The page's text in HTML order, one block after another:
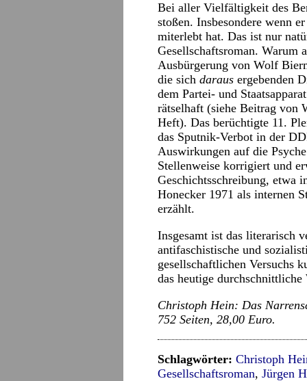
Bei aller Vielfältigkeit des
stoßen. Insbesondere wenn
miterlebt hat. Das ist nur
Gesellschaftsroman. Warum
Ausbürgerung von Wolf
die sich daraus ergebenden
dem Partei- und
rätselhaft (siehe Beitrag von
Heft). Das berüchtigte 11.
das Sputnik-Verbot in der
Auswirkungen auf die
Stellenweise korrigiert und
Geschichtsschreibung, etwa
Honecker 1971 als internen
erzählt.
Insgesamt ist das literarisch
antifaschistische und
gesellschaftlichen Versuchs
das heutige durchschnittliche
Christoph Hein: Das
752 Seiten, 28,00 Euro.
Schlagwörter: Christoph
Gesellschaftsroman, Jürgen